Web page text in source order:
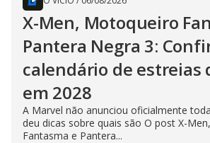
X-Men, Motoqueiro
Pantera Negra 3:
calendário de estreias
em 2028
A Marvel não anunciou oficialmente
deu dicas sobre quais são O post X-
Fantasma e Pantera...